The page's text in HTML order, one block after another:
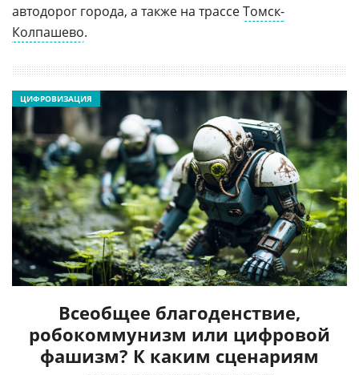
автодорог города, а также на трассеТомск-
Колпашево.
Всеобщее благоденствие,
робокоммунизм или цифровой
фашизм? К каким сценариям
ЦИФРОВИЗАЦИЯ